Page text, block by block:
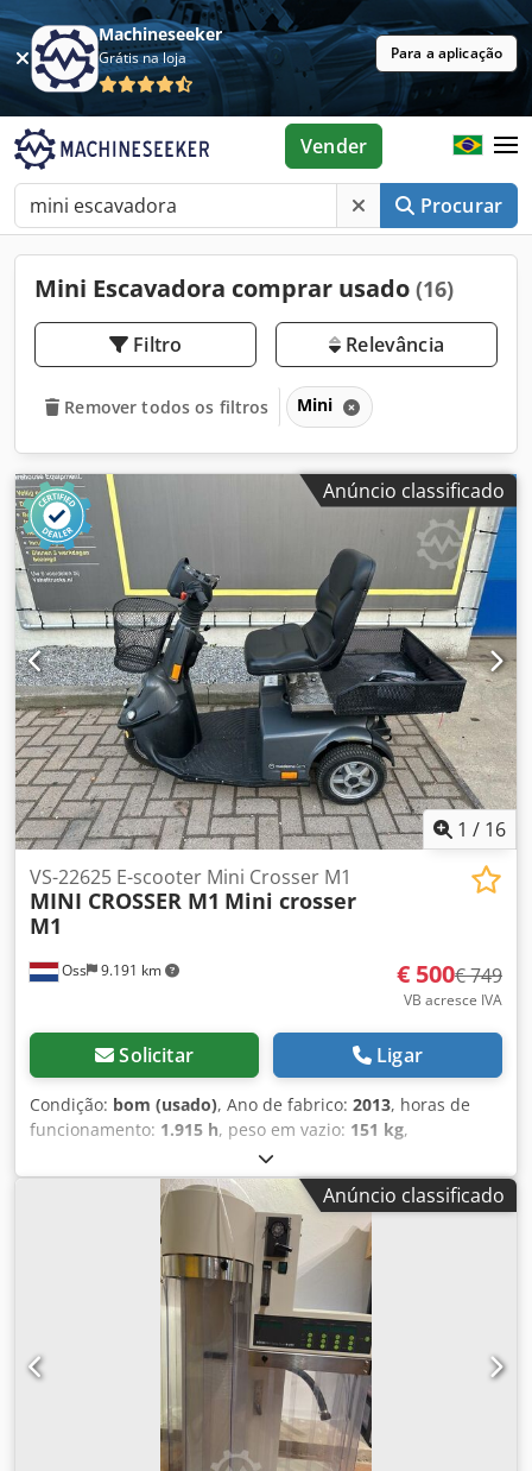
Machineseeker
Grátis na loja Para a aplicação
Procurar
Vender
Mini Escavadora comprar usado (16)
Filtro Relevância
Remover todos os filtros Mini
Anúncio classificado
1 / 16
Oss 9.191 km
VS-22625 E-scooter Mini Crosser M1
MINI CROSSER M1 Mini crosser
M1
€ 500€ 749
VB acresce IVA
Solicitar Ligar
Condição: bom (usado), Ano de fabrico: 2013, horas de
funcionamento: 1.915 h, peso em vazio: 151 kg,
, ACABÁMOS DE RECEBER 4
UNIDADES. Scooter/veículo elétrico para mobilidade
reduzida, em bom estado de funcionamento. Ano de
fabrico: 2013. Horas de utilização: 1.915. Velocidade
máxima: 15 km/h. Codpoy R Ai Aefx Akisrf
Anúncio classificado